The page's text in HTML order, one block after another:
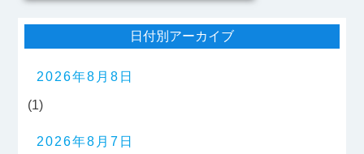
日付別アーカイブ
2026年8月8日
(1)
2026年8月7日